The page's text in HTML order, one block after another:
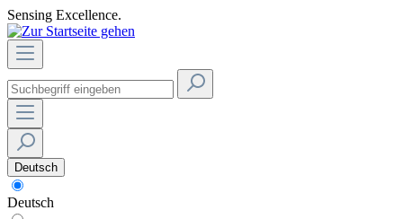
Sensing Excellence.
Deutsch
Deutsch